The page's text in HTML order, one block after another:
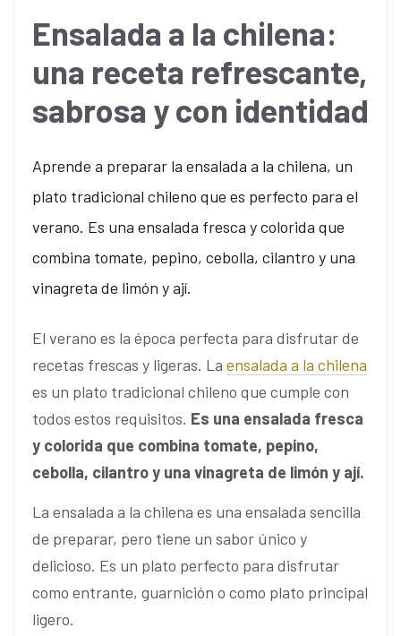
Ensalada a la chilena:
una receta refrescante,
sabrosa y con identidad
Aprende a preparar la ensalada a la chilena, un
plato tradicional chileno que es perfecto para el
verano. Es una ensalada fresca y colorida que
combina tomate, pepino, cebolla, cilantro y una
vinagreta de limón y ají.
El verano es la época perfecta para disfrutar de
recetas frescas y ligeras. La ensalada a la chilena
es un plato tradicional chileno que cumple con
todos estos requisitos. Es una ensalada fresca
y colorida que combina tomate, pepino,
cebolla, cilantro y una vinagreta de limón y ají.
La ensalada a la chilena es una ensalada sencilla
de preparar, pero tiene un sabor único y
delicioso. Es un plato perfecto para disfrutar
como entrante, guarnición o como plato principal
ligero.